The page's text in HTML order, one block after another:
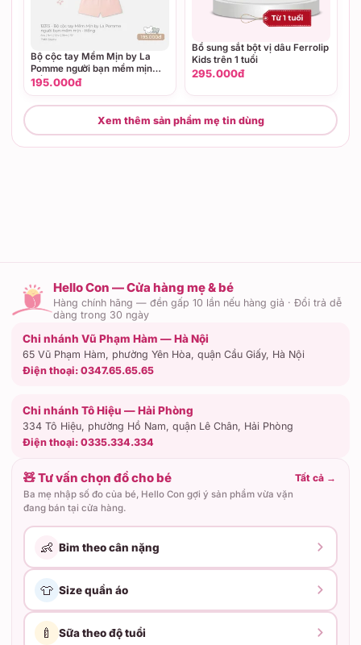
Bộ cộc tay Mềm Mịn by La
Pomme người bạn mềm mịn
Hồng (6M,9M,12M,18M,3Y)
195.000đ
Bổ sung sắt bột vị dâu Ferrolip
Kids trên 1 tuổi
295.000đ
Xem thêm sản phẩm mẹ tin dùng
Hello Con — Cửa hàng mẹ & bé
Hàng chính hãng — đền gấp 10 lần nếu hàng giả · Đổi trả dễ
dàng trong 30 ngày
Chi nhánh Vũ Phạm Hàm — Hà Nội
65 Vũ Phạm Hàm, phường Yên Hòa, quận Cầu Giấy, Hà Nội
Điện thoại: 0347.65.65.65
Chi nhánh Tô Hiệu — Hải Phòng
334 Tô Hiệu, phường Hồ Nam, quận Lê Chân, Hải Phòng
Điện thoại: 0335.334.334
🧸 Tư vấn chọn đồ cho bé
Ba mẹ nhập số đo của bé, Hello Con gợi ý sản phẩm vừa vặn
đang bán tại cửa hàng.
Tất cả →
👶 Bỉm theo cân nặng
👕 Size quần áo
🍼 Sữa theo độ tuổi